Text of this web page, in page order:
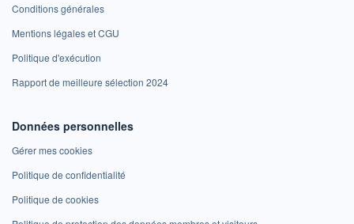
Conditions générales
Mentions légales et CGU
Politique d'exécution
Rapport de meilleure sélection 2024
Données personnelles
Gérer mes cookies
Politique de confidentialité
Politique de cookies